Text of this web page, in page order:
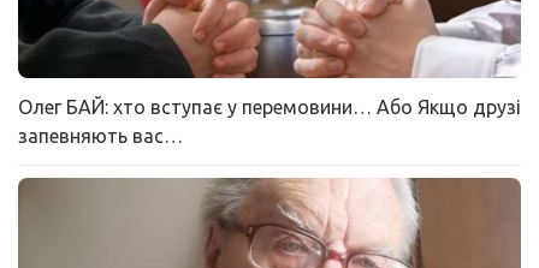
Олег БАЙ: хто вступає у перемовини… Або Якщо друзі
запевняють вас…